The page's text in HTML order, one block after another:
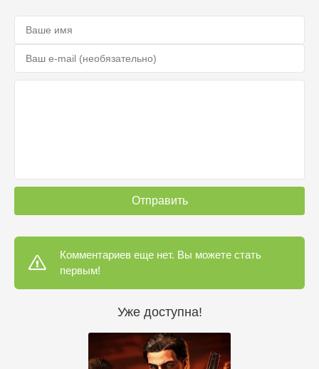
Отправить
Комментариев еще нет. Вы можете стать
первым!
Уже доступна!